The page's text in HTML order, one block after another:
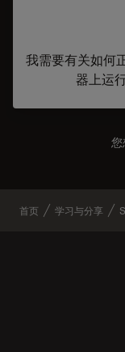
我需要有关如何
器上运
您
首页 学习与分享